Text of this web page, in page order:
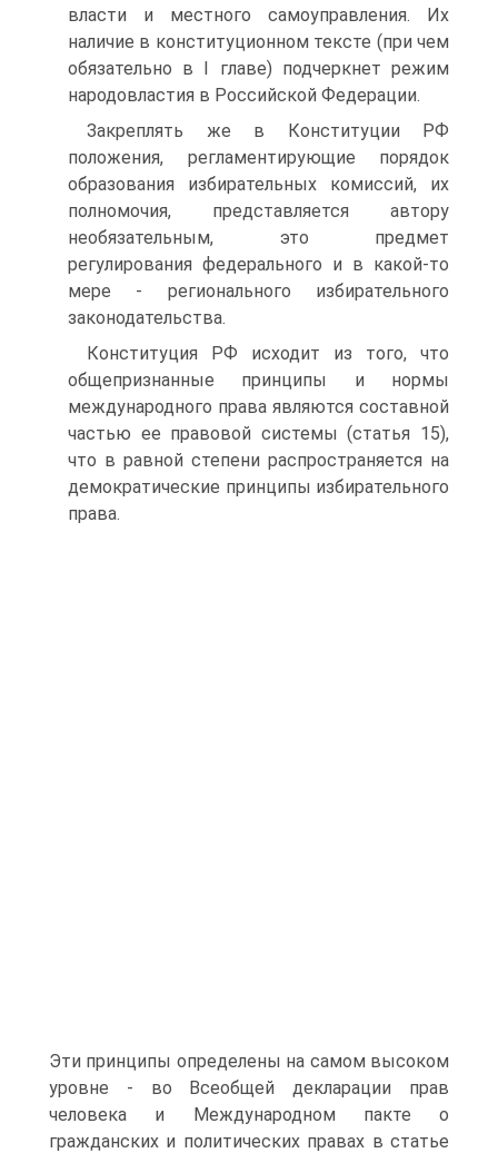
власти и местного самоуправления. Их
наличие в конституционном тексте (при чем
обязательно в I главе) подчеркнет режим
народовластия в Российской Федерации.
Закреплять же в Конституции РФ
положения, регламентирующие порядок
образования избирательных комиссий, их
полномочия, представляется автору
необязательным, это предмет
регулирования федерального и в какой-то
мере - регионального избирательного
законодательства.
Конституция РФ исходит из того, что
общепризнанные принципы и нормы
международного права являются составной
частью ее правовой системы (статья 15),
что в равной степени распространяется на
демократические принципы избирательного
права.
Эти принципы определены на самом высоком
уровне - во Всеобщей декларации прав
человека и Международном пакте о
гражданских и политических правах в статье